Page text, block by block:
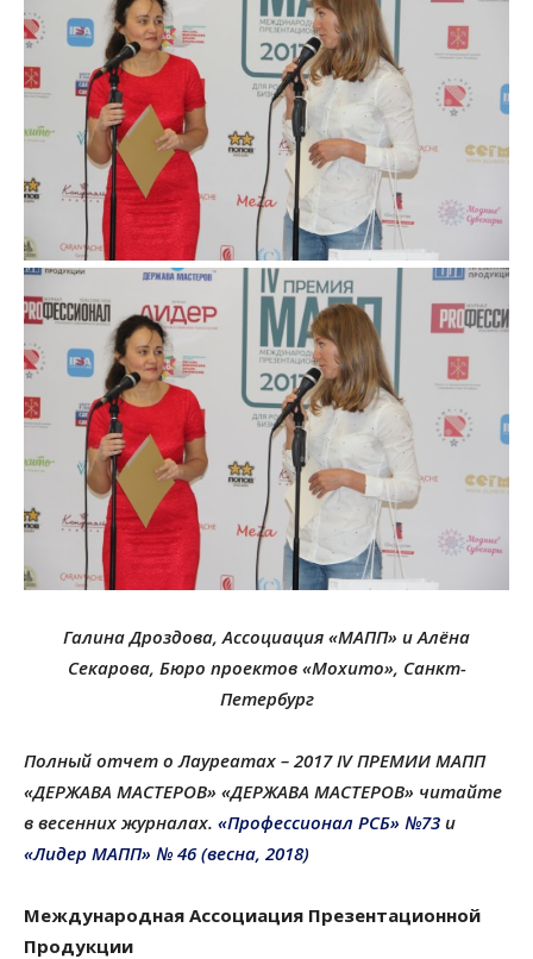
Галина Дроздова, Ассоциация «МАПП» и Алёна
Секарова, Бюро проектов «Мохито», Санкт-
Петербург
Полный отчет о Лауреатах – 2017 IV ПРЕМИИ МАПП
«ДЕРЖАВА МАСТЕРОВ» «ДЕРЖАВА МАСТЕРОВ» читайте
в весенних журналах. «Профессионал РСБ» №73 и
«Лидер МАПП» № 46 (весна, 2018)
Международная Ассоциация Презентационной
Продукции